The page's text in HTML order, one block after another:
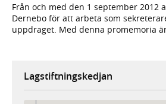
Från och med den 1 september 2012
Dernebo för att arbeta som
uppdraget. Med denna promemoria
Lagstiftningskedjan